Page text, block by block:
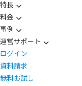
特長
料金
事例
運営サポート
ログイン
資料請求
無料お試し